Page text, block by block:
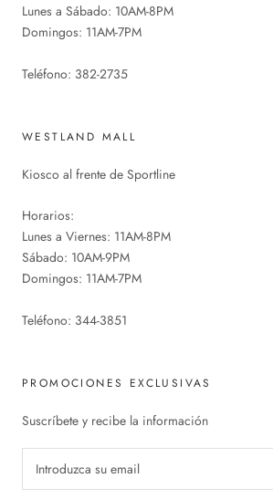
Lunes a Sábado: 10AM-8PM
Domingos: 11AM-7PM
Teléfono: 382-2735
WESTLAND MALL
Kiosco al frente de Sportline
Horarios:
Lunes a Viernes: 11AM-8PM
Sábado: 10AM-9PM
Domingos: 11AM-7PM
Teléfono: 344-3851
PROMOCIONES EXCLUSIVAS
Suscríbete y recibe la información